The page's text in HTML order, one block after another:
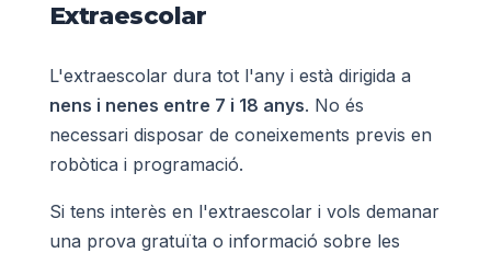
Extraescolar
L'extraescolar dura tot l'any i està dirigida a
nens i nenes entre 7 i 18 anys. No és
necessari disposar de coneixements previs en
robòtica i programació.
Si tens interès en l'extraescolar i vols demanar
una prova gratuïta o informació sobre les